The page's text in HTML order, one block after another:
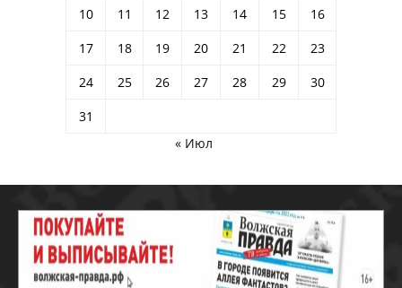
10
11 12 13 14 15
16
17
18 19 20 21 22
23
24
25 26 27 28 29
30
31
« Июл